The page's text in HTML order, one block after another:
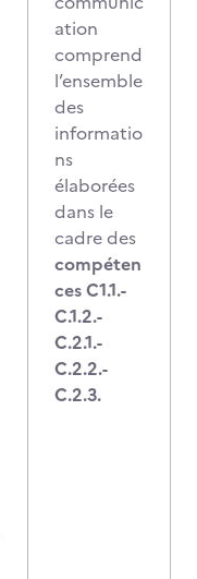
ation
comprend
l’ensemble
des
informatio
ns
élaborées
dans le
cadre des
compéten
ces C1.1.-
C.1.2.-
C.2.1.-
C.2.2.-
C.2.3.